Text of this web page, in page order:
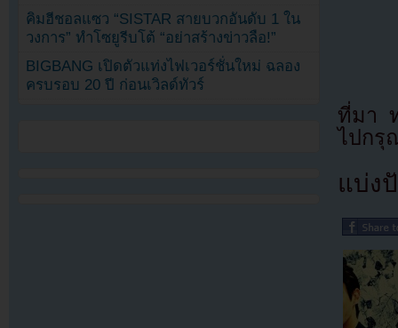
ที่มา
ไปกรุ
แบ่ง
คิมฮีชอลแซว “SISTAR สายบวกอันดับ 1 ใน
วงการ” ทำโซยูรีบโต้ “อย่าสร้างข่าวลือ!”
BIGBANG เปิดตัวแท่งไฟเวอร์ชั่นใหม่ ฉลอง
ครบรอบ 20 ปี ก่อนเวิลด์ทัวร์